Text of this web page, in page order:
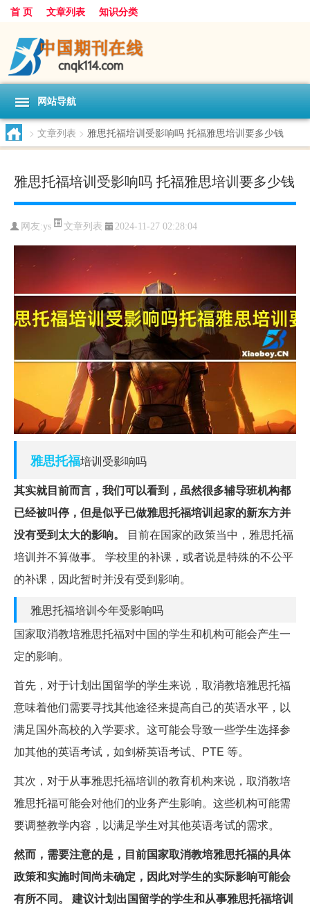
首 页 文章列表 知识分类
网站导航
> 文章列表 > 雅思托福培训受影响吗 托福雅思培训要多少钱
雅思托福培训受影响吗 托福雅思培训要多少钱
网友:ys 文章列表 2024-11-27 02:28:04
雅思托福培训受影响吗
其实就目前而言，我们可以看到，虽然很多辅导班机构都
已经被叫停，但是似乎已做雅思托福培训起家的新东方并
没有受到太大的影响。
目前在国家的政策当中，雅思托福
培训并不算做事。 学校里的补课，或者说是特殊的不公平
的补课，因此暂时并没有受到影响。
雅思托福培训今年受影响吗
国家取消教培雅思托福对中国的学生和机构可能会产生一
定的影响。
首先，对于计划出国留学的学生来说，取消教培雅思托福
意味着他们需要寻找其他途径来提高自己的英语水平，以
满足国外高校的入学要求。这可能会导致一些学生选择参
加其他的英语考试，如剑桥英语考试、PTE 等。
其次，对于从事雅思托福培训的教育机构来说，取消教培
雅思托福可能会对他们的业务产生影响。这些机构可能需
要调整教学内容，以满足学生对其他英语考试的需求。
然而，需要注意的是，目前国家取消教培雅思托福的具体
政策和实施时间尚未确定，因此对学生的实际影响可能会
有所不同。
建议计划出国留学的学生和从事雅思托福培训